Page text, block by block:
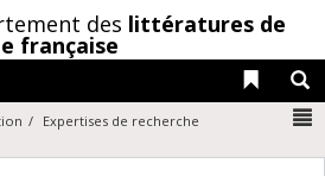
des littératures de
française
Liens
Expertises de recherche